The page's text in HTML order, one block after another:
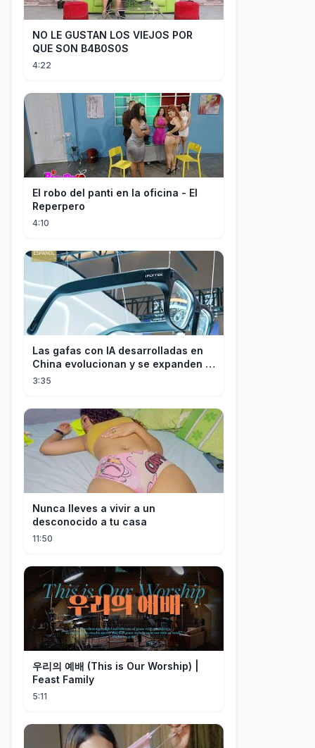
NO LE GUSTAN LOS VIEJOS POR
QUE SON B4B0S0S
4:22
El robo del panti en la oficina - El
Reperpero
4:10
Las gafas con IA desarrolladas en
China evolucionan y se expanden a
los mercados internacionales
3:35
Nunca lleves a vivir a un
desconocido a tu casa
11:50
우리의 예배 (This is Our Worship) |
Feast Family
5:11